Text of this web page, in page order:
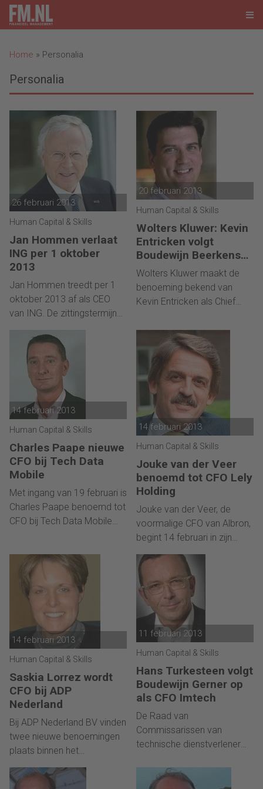
Home » Personalia
Personalia
26 februari 2013
Human Capital & Skills
Jan Hommen verlaat
ING per 1 oktober
2013
Jan Hommen treedt per 1
oktober 2013 af als CEO
van ING. De zittingstermijn
mei af, maar om zijn
opvolger Ralph Hamers
voldoende gelegenheid te
geven zich in te werken, blijft
Hommen tot 1 oktober
2013.
20 februari 2013
Human Capital & Skills
Wolters Kluwer: Kevin
Entricken volgt
Boudewijn Beerkens
op als CFO
Wolters Kluwer maakt de
benoeming bekend van
Kevin Entricken als Chief
Entricken zal in mei 2013
toetreden in zijn nieuwe rol
en als lid van de Raad van
Bestuur van Wolters Kluwer.
14 februari 2013
Human Capital & Skills
Charles Paape nieuwe
CFO bij Tech Data
Mobile
Met ingang van 19 februari is
Charles Paape benoemd tot
CFO bij Tech Data Mobile
de financiële gang van
zaken in de Benelux.
14 februari 2013
Human Capital & Skills
Jouke van der Veer
benoemd tot CFO Lely
Holding
Jouke van der Veer, de
voormalige CFO van Albron,
begint 14 februari in zijn
Lid van de Raad van Bestuur
van Lely Holding S.á r.l
14 februari 2013
Human Capital & Skills
Saskia Lorrez wordt
CFO bij ADP
Nederland
Bij ADP Nederland BV vinden
twee nieuwe benoemingen
plaats binnen het
(38) treedt per 1 maart
11 februari 2013
Human Capital & Skills
Hans Turkesteen volgt
Boudewijn Gerner op
als CFO Imtech
De Raad van
Commissarissen van
technische dienstverlener
dat Boudewijn Gerner (61)
met ingang van heden is